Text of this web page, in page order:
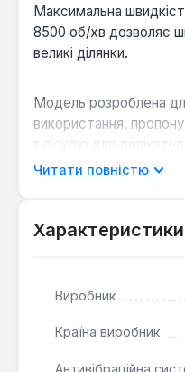
Максимальна
8500 об/хв дозволяє
великі ділянки.
Модель розроблена
використання,
з ліскою для
(діаметр скошування
двигуна сприяє
Висока
косіння навіть у
Зручність
Читати повністю
Характеристики
Виробник
Країна виробник
Антивібраційна